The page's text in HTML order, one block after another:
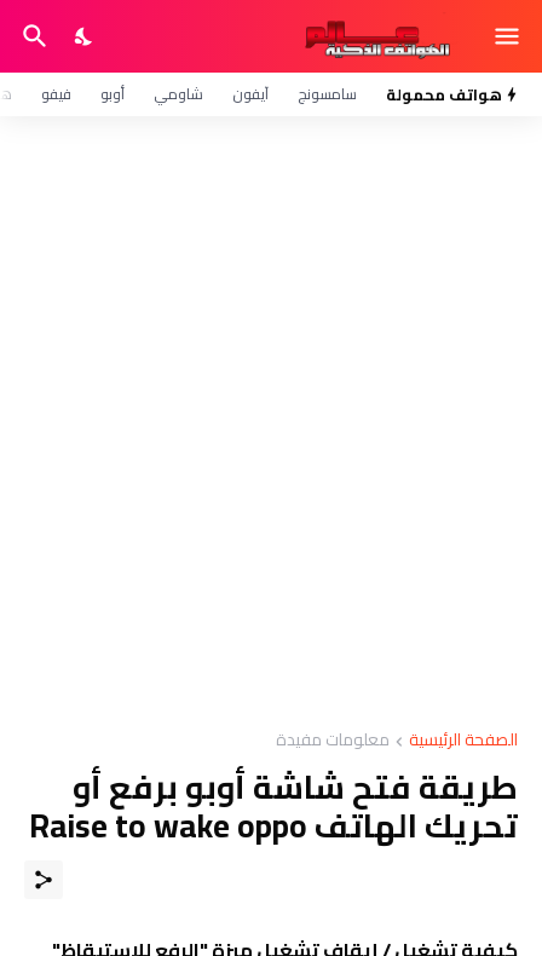
هواتف محمولة سامسونج آيفون شاومي أوبو فيفو
الصفحة الرئيسية معلومات مفيدة
طريقة فتح شاشة أوبو برفع أو
تحريك الهاتف Raise to wake oppo